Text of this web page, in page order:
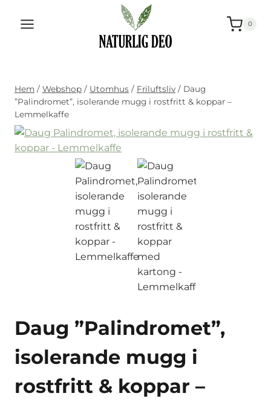
0
Hem / Webshop / Utomhus / Friluftsliv / Daug
”Palindromet”, isolerande mugg i rostfritt & koppar –
Lemmelkaffe
Daug ”Palindromet”,
isolerande mugg i
rostfritt & koppar –